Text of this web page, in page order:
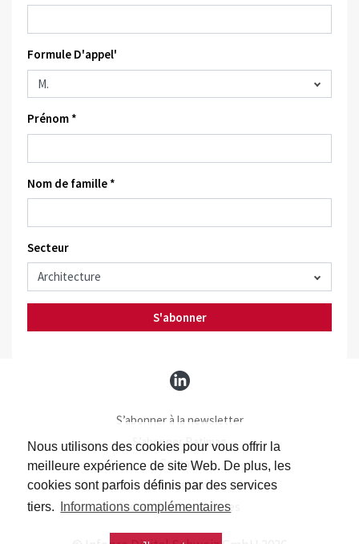
Nous utilisons des cookies pour vous offrir la
meilleure expérience de site Web. De plus, les
cookies sont parfois définis par des services
tiers.
Informations complémentaires
Formule D'appel'
Prénom *
Nom de famille *
Secteur
S'abonner
S’abonner à la newsletter
S’abonner Batimag
Contact
Impressum
Protection des données